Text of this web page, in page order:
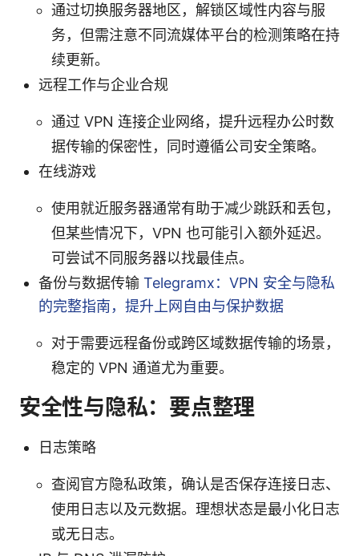
通过切换服务器地区，解锁区域性内容与服
务，但需注意不同流媒体平台的检测策略在持
续更新。
远程工作与企业合规
通过 VPN 连接企业网络，提升远程办公时数
据传输的保密性，同时遵循公司安全策略。
在线游戏
使用就近服务器通常有助于减少跳跃和丢包，
但某些情况下，VPN 也可能引入额外延迟。
可尝试不同服务器以找最佳点。
备份与数据传输 Telegramx：VPN 安全与隐私
的完整指南，提升上网自由与保护数据
对于需要远程备份或跨区域数据传输的场景，
稳定的 VPN 通道尤为重要。
安全性与隐私：要点整理
日志策略
查阅官方隐私政策，确认是否保存连接日志、
使用日志以及元数据。理想状态是最小化日志
或无日志。